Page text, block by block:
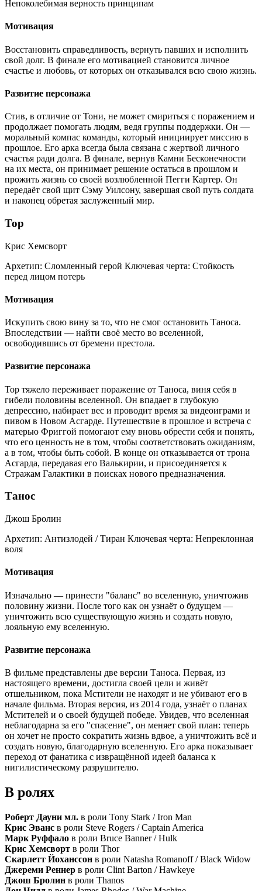
Непоколебимая верность принципам
Мотивация
Восстановить справедливость, вернуть павших и исполнить
свой долг. В финале его мотивацией становится личное
счастье и любовь, от которых он отказывался всю свою жизнь.
Развитие персонажа
Стив, в отличие от Тони, не может смириться с поражением и
продолжает помогать людям, ведя группы поддержки. Он —
моральный компас команды, который инициирует миссию в
прошлое. Его арка всегда была связана с жертвой личного
счастья ради долга. В финале, вернув Камни Бесконечности
на их места, он принимает решение остаться в прошлом и
прожить жизнь со своей возлюбленной Пегги Картер. Он
передаёт свой щит Сэму Уилсону, завершая свой путь солдата
и наконец обретая заслуженный мир.
Тор
Крис Хемсворт
Архетип: Сломленный герой Ключевая черта: Стойкость
перед лицом потерь
Мотивация
Искупить свою вину за то, что не смог остановить Таноса.
Впоследствии — найти своё место во вселенной,
освободившись от бремени престола.
Развитие персонажа
Тор тяжело переживает поражение от Таноса, виня себя в
гибели половины вселенной. Он впадает в глубокую
депрессию, набирает вес и проводит время за видеоиграми и
пивом в Новом Асгарде. Путешествие в прошлое и встреча с
матерью Фриггой помогают ему вновь обрести себя и понять,
что его ценность не в том, чтобы соответствовать ожиданиям,
а в том, чтобы быть собой. В конце он отказывается от трона
Асгарда, передавая его Валькирии, и присоединяется к
Стражам Галактики в поисках нового предназначения.
Танос
Джош Бролин
Архетип: Антизлодей / Тиран Ключевая черта: Непреклонная
воля
Мотивация
Изначально — принести "баланс" во вселенную, уничтожив
половину жизни. После того как он узнаёт о будущем —
уничтожить всю существующую жизнь и создать новую,
лояльную ему вселенную.
Развитие персонажа
В фильме представлены две версии Таноса. Первая, из
настоящего времени, достигла своей цели и живёт
отшельником, пока Мстители не находят и не убивают его в
начале фильма. Вторая версия, из 2014 года, узнаёт о планах
Мстителей и о своей будущей победе. Увидев, что вселенная
неблагодарна за его "спасение", он меняет свой план: теперь
он хочет не просто сократить жизнь вдвое, а уничтожить всё и
создать новую, благодарную вселенную. Его арка показывает
переход от фанатика с извращённой идеей баланса к
нигилистическому разрушителю.
В ролях
Роберт Дауни мл. в роли Tony Stark / Iron Man
Крис Эванс в роли Steve Rogers / Captain America
Марк Руффало в роли Bruce Banner / Hulk
Крис Хемсворт в роли Thor
Скарлетт Йоханссон в роли Natasha Romanoff / Black Widow
Джереми Реннер в роли Clint Barton / Hawkeye
Джош Бролин в роли Thanos